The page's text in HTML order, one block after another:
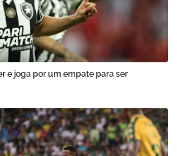
e joga por um empate para ser